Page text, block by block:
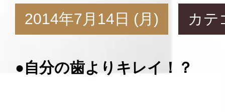
2014年7月14日 (月) カテ
●自分の歯よりキレイ！？